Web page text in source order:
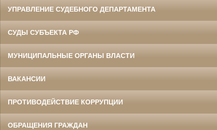
УПРАВЛЕНИЕ СУДЕБНОГО ДЕПАРТАМЕНТА
СУДЫ СУБЪЕКТА РФ
МУНИЦИПАЛЬНЫЕ ОРГАНЫ ВЛАСТИ
ВАКАНСИИ
ПРОТИВОДЕЙСТВИЕ КОРРУПЦИИ
ОБРАЩЕНИЯ ГРАЖДАН